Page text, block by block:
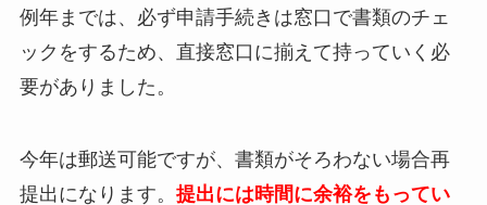
例年までは、必ず申請手続きは窓口で書類のチェ
ックをするため、直接窓口に揃えて持っていく必
要がありました。
今年は郵送可能ですが、書類がそろわない場合再
提出になります。 提出には時間に余裕をもってい